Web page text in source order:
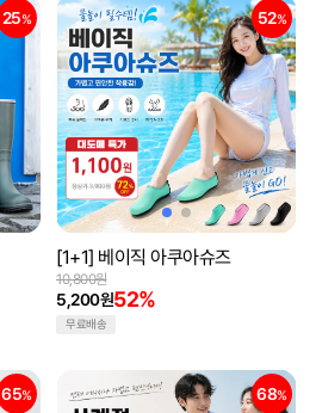
25% 52%
[1+1] 베이직 아쿠아슈즈
5,200원52%
10,800원
무료배송
65% 68%